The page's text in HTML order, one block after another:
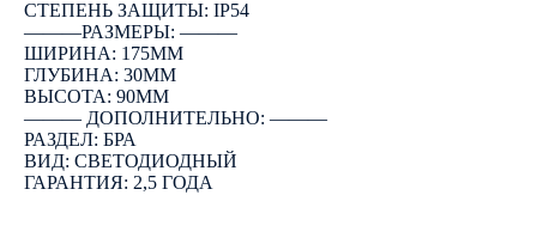
СТЕПЕНЬ ЗАЩИТЫ: IP54
―――РАЗМЕРЫ: ―――
ШИРИНА: 175ММ
ГЛУБИНА: 30ММ
ВЫСОТА: 90ММ
――― ДОПОЛНИТЕЛЬНО: ―――
РАЗДЕЛ: БРА
ВИД: СВЕТОДИОДНЫЙ
ГАРАНТИЯ: 2,5 ГОДА